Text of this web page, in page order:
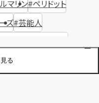
る
マリン ペリドット
ズ 芸能人
ゲ